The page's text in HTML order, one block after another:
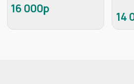
Пригласите технолога для